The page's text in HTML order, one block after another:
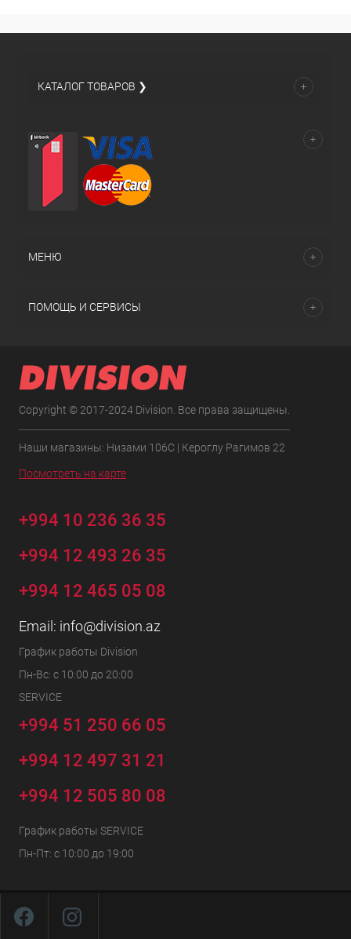
КАТАЛОГ ТОВАРОВ ❯
МЕНЮ
ПОМОЩЬ И СЕРВИСЫ
Copyright © 2017-2024 Division. Все права защищены.
Наши магазины: Низами 106C | Кероглу Рагимов 22
Посмотреть на карте
+994 10 236 36 35
+994 12 493 26 35
+994 12 465 05 08
Email: info@division.az
График работы Division
Пн-Вс: с 10:00 до 20:00
SERVICE
+994 51 250 66 05
+994 12 497 31 21
+994 12 505 80 08
График работы SERVICE
Пн-Пт: с 10:00 до 19:00